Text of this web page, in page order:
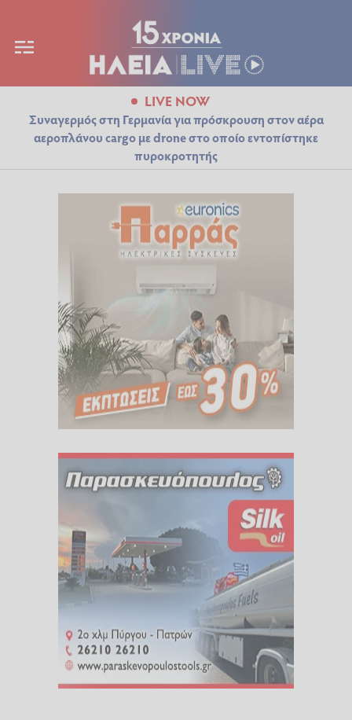
LIVE NOW
Συναγερμός στη Γερμανία για πρόσκρουση στον αέρα
αεροπλάνου cargo με drone στο οποίο εντοπίστηκε
πυροκροτητής